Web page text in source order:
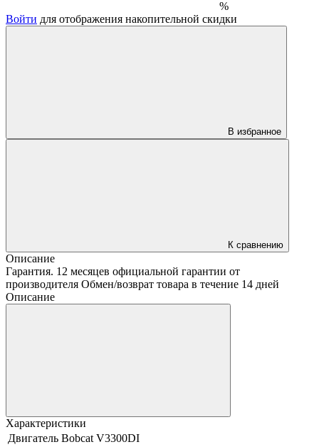
%
Войти для отображения накопительной скидки
В избранное
К сравнению
Описание
Гарантия. 12 месяцев официальной гарантии от
производителя Обмен/возврат товара в течение 14 дней
Описание
Характеристики
Двигатель Bobcat V3300DI